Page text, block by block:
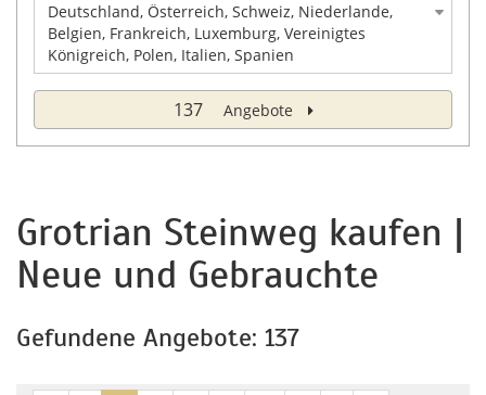
Deutschland, Österreich, Schweiz, Niederlande,
Belgien, Frankreich, Luxemburg, Vereinigtes
Königreich, Polen, Italien, Spanien
137 Angebote
Grotrian Steinweg kaufen |
Neue und Gebrauchte
Gefundene Angebote: 137